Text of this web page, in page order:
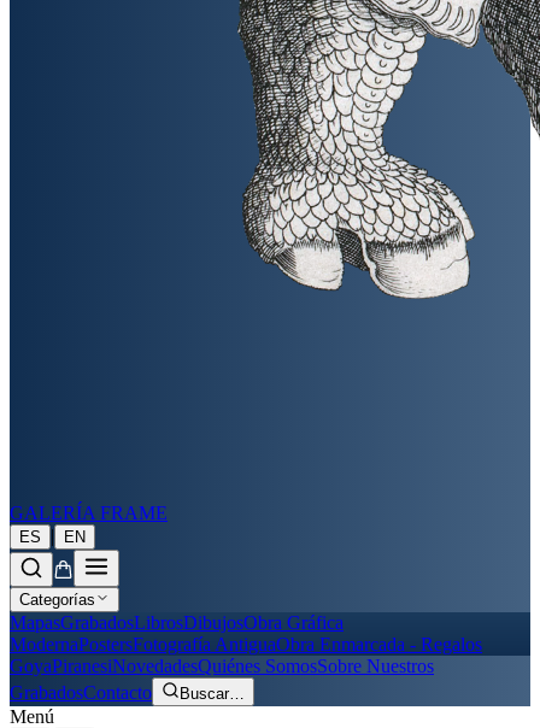
GALERÍA FRAME
ES | EN
Categorías
MapasGrabadosLibrosDibujosObra Gráfica
ModernaPostersFotografía AntiguaObra Enmarcada - Regalos
GoyaPiranesiNovedadesQuiénes SomosSobre Nuestros
GrabadosContacto Buscar…
Menú